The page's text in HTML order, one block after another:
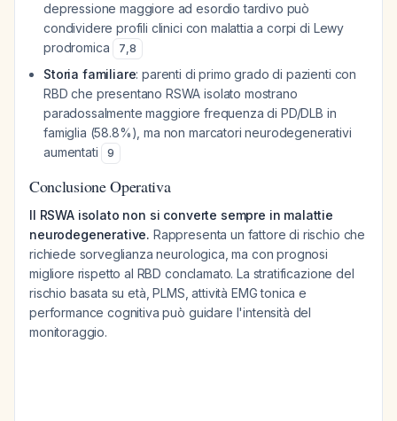
depressione maggiore ad esordio tardivo può
condividere profili clinici con malattia a corpi di Lewy
prodromica
7,8
Storia familiare: parenti di primo grado di pazienti con
RBD che presentano RSWA isolato mostrano
paradossalmente maggiore frequenza di PD/DLB in
famiglia (58.8%), ma non marcatori neurodegenerativi
aumentati
9
Conclusione Operativa
Il RSWA isolato non si converte sempre in malattie
neurodegenerative. Rappresenta un fattore di rischio che
richiede sorveglianza neurologica, ma con prognosi
migliore rispetto al RBD conclamato. La stratificazione del
rischio basata su età, PLMS, attività EMG tonica e
performance cognitiva può guidare l'intensità del
monitoraggio.